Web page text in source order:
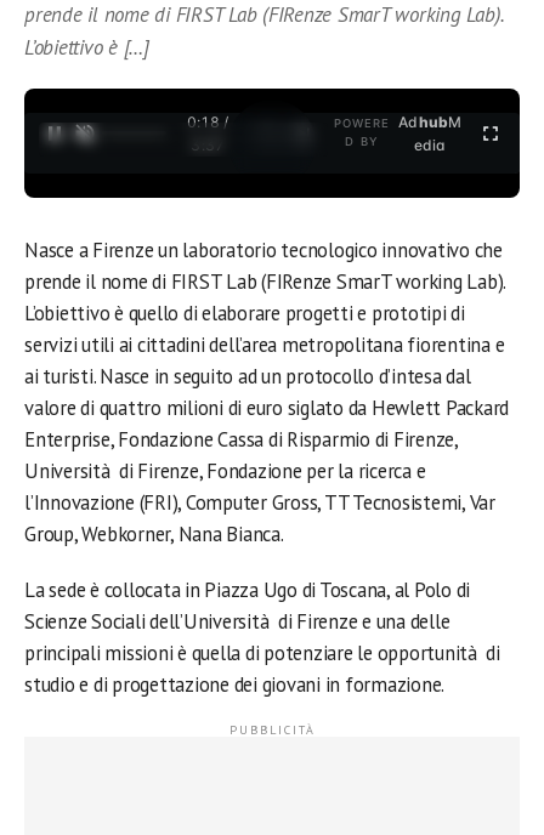
prende il nome di FIRST Lab (FIRenze SmarT working Lab).
L’obiettivo è […]
0:18 /
3:37
POWERE
D BY
AdhubM
edia
Nasce a Firenze un laboratorio tecnologico innovativo che
prende il nome di FIRST Lab (FIRenze SmarT working Lab).
L’obiettivo è quello di elaborare progetti e prototipi di
servizi utili ai cittadini dell’area metropolitana fiorentina e
ai turisti. Nasce in seguito ad un protocollo d’intesa dal
valore di quattro milioni di euro siglato da Hewlett Packard
Enterprise, Fondazione Cassa di Risparmio di Firenze,
Università di Firenze, Fondazione per la ricerca e
l’Innovazione (FRI), Computer Gross, TT Tecnosistemi, Var
Group, Webkorner, Nana Bianca.
La sede è collocata in Piazza Ugo di Toscana, al Polo di
Scienze Sociali dell’Università di Firenze e una delle
principali missioni è quella di potenziare le opportunità di
studio e di progettazione dei giovani in formazione.